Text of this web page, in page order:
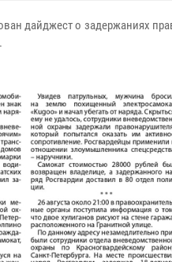
дайджест о задержаниях